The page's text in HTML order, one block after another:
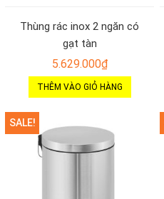
Thùng rác inox 2 ngăn có
gạt tàn
5.629.000₫
THÊM VÀO GIỎ HÀNG
SALE!